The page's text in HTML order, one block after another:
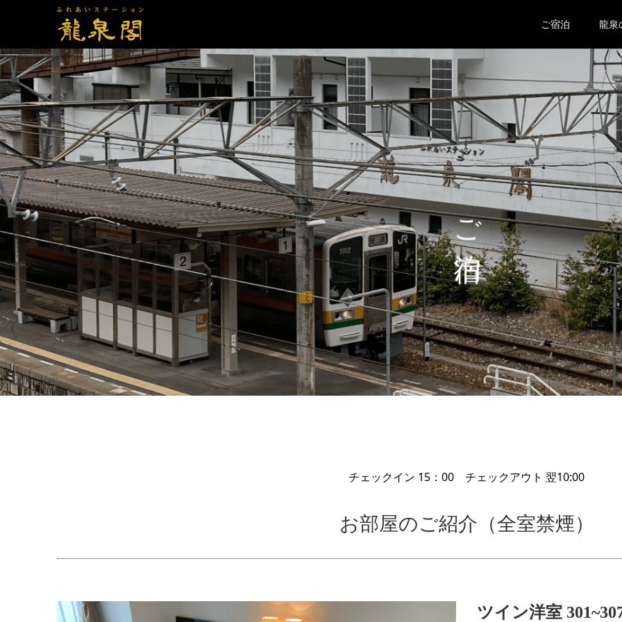
ご宿泊 龍泉
ご宿泊
チェックイン 15：00 チェックアウト 翌10:00
お部屋のご紹介（全室禁煙）
ツイン洋室